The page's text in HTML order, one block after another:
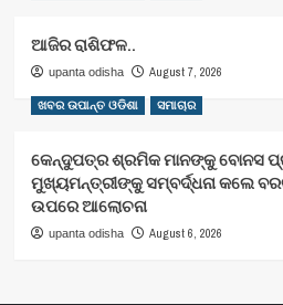
ଆଜିର ରାଶିଫଳ..
upanta odisha August 7, 2026
ଖବର ଉପାନ୍ତ ଓଡିଶା ସମାଚାର
କେନ୍ଦୁପତ୍ର ଶ୍ରମିକ ମାନଙ୍କୁ ବୋନସ
ମୁଖ୍ୟମନ୍ତ୍ରୀଙ୍କୁ ସମ୍ବର୍ଦ୍ଧନା କଲେ
ଉପରେ ଆଲୋଚନା
upanta odisha August 6, 2026